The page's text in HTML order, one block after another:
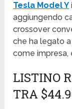
Tesla Model Y
aggiungendo
crossover
che ha legato
come impresa,
LISTINO
TRA